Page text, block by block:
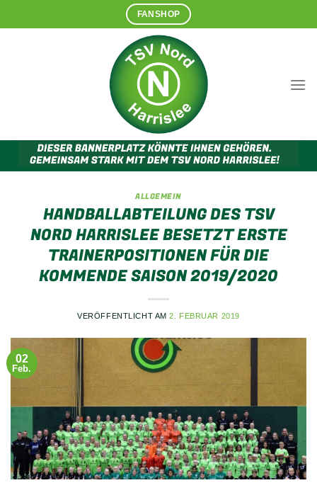
Inhalt
FANSHOP
ALLGEMEIN
HANDBALLABTEILUNG DES TSV
NORD HARRISLEE BESETZT ERSTE
TRAINERPOSITIONEN FÜR DIE
KOMMENDE SAISON 2019/2020
VERÖFFENTLICHT AM2. FEBRUAR 2019
02
Feb.